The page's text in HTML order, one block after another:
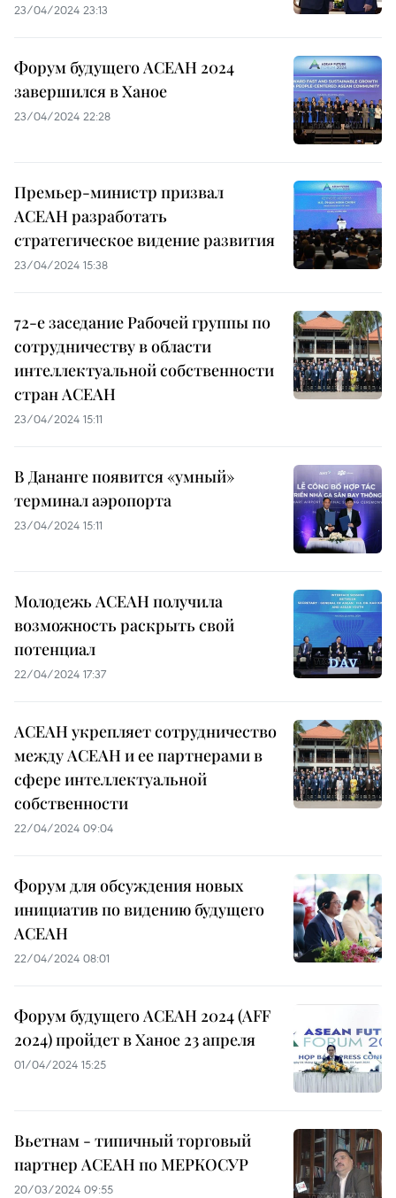
23/04/2024 23:13
Форум будущего АСЕАН 2024
завершился в Ханое
23/04/2024 22:28
Премьер-министр призвал
АСЕАН разработать
стратегическое видение развития
23/04/2024 15:38
72-е заседание Рабочей группы по
сотрудничеству в области
интеллектуальной собственности
стран АСЕАН
23/04/2024 15:11
В Дананге появится «умный»
терминал аэропорта
23/04/2024 15:11
Молодежь АСЕАН получила
возможность раскрыть свой
потенциал
22/04/2024 17:37
АСЕАН укрепляет сотрудничество
между АСЕАН и ее партнерами в
сфере интеллектуальной
собственности
22/04/2024 09:04
Форум для обсуждения новых
инициатив по видению будущего
АСЕАН
22/04/2024 08:01
Форум будущего АСЕАН 2024 (AFF
2024) пройдет в Ханое 23 апреля
01/04/2024 15:25
Вьетнам - типичный торговый
партнер АСЕАН по МЕРКОСУР
20/03/2024 09:55